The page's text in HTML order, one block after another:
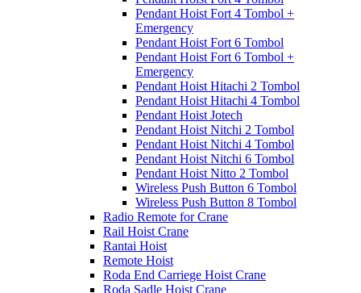
Pendant Hoist Fort 4 Tombol +
Emergency
Pendant Hoist Fort 6 Tombol
Pendant Hoist Fort 6 Tombol +
Emergency
Pendant Hoist Hitachi 2 Tombol
Pendant Hoist Hitachi 4 Tombol
Pendant Hoist Jotech
Pendant Hoist Nitchi 2 Tombol
Pendant Hoist Nitchi 4 Tombol
Pendant Hoist Nitchi 6 Tombol
Pendant Hoist Nitto 2 Tombol
Wireless Push Button 6 Tombol
Wireless Push Button 8 Tombol
Radio Remote for Crane
Rail Hoist Crane
Rantai Hoist
Remote Hoist
Roda End Carriege Hoist Crane
Roda Sadle Hoist Crane